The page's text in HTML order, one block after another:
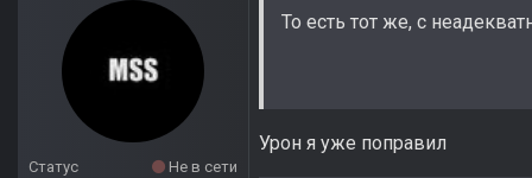
Статус
Не в сети
То есть тот же, с
Урон я уже поправил